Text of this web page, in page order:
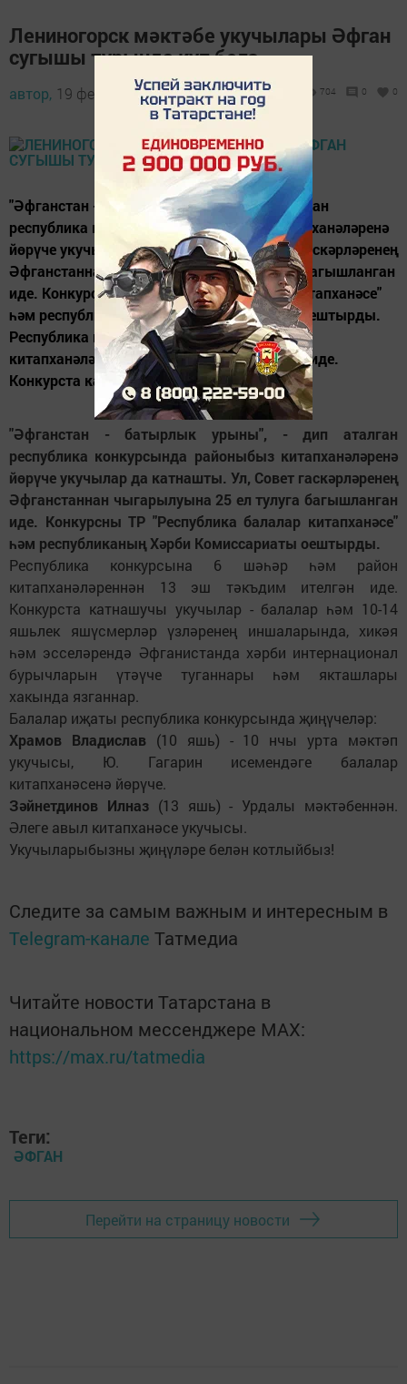
Лениногорск мәктәбе укучылары Әфган
сугышы турында күп белә
автор, 19 февраль 2014 - 09:58 704 0 0
"Әфганстан - батырлык урыны", - дип аталган
республика конкурсында районыбыз китапханәләренә
йөрүче укучылар да катнашты. Ул, Совет гаскәрләренең
Әфганстаннан чыгарылуына 25 ел тулуга багышланган
иде. Конкурсны ТР "Республика балалар китапханәсе"
һәм республиканың Хәрби Комиссариаты оештырды.
Республика конкурсына 6 шәһәр һәм район
китапханәләреннән 13 эш тәкъдим ителгән иде.
Конкурста катнашучы укучылар...
"Әфганстан - батырлык урыны", - дип аталган
республика конкурсында районыбыз китапханәләренә
йөрүче укучылар да катнашты. Ул, Совет гаскәрләренең
Әфганстаннан чыгарылуына 25 ел тулуга багышланган
иде. Конкурсны ТР "Республика балалар китапханәсе"
һәм республиканың Хәрби Комиссариаты оештырды.
Республика конкурсына 6 шәһәр һәм район
китапханәләреннән 13 эш тәкъдим ителгән иде.
Конкурста катнашучы укучылар - балалар һәм 10-14
яшьлек яшүсмерләр үзләренең иншаларында, хикәя
һәм эсселәрендә Әфганистанда хәрби интернационал
бурычларын үтәүче туганнары һәм якташлары
хакында язганнар.
Балалар иҗаты республика конкурсында җиңүчеләр:
Храмов Владислав(10 яшь) - 10 нчы урта мәктәп
укучысы, Ю. Гагарин исемендәге балалар
китапханәсенә йөрүче.
Зәйнетдинов Илназ(13 яшь) - Урдалы мәктәбеннән.
Әлеге авыл китапханәсе укучысы.
Укучыларыбызны җиңүләре белән котлыйбыз!
Следите за самым важным и интересным в
Telegram-канале Татмедиа
Читайте новости Татарстана в
национальном мессенджере MАХ:
https://max.ru/tatmedia
Теги:
ӘФГАН
Перейти на страницу новости